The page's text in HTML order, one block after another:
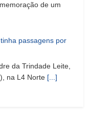
de um
passagens por
da Trindade Leite,
na L4 Norte [...]